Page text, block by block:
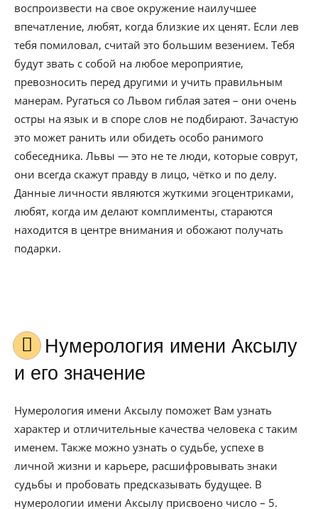
воспроизвести на свое окружение наилучшее
впечатление, любят, когда близкие их ценят. Если лев
тебя помиловал, считай это большим везением. Тебя
будут звать с собой на любое мероприятие,
превозносить перед другими и учить правильным
манерам. Ругаться со Львом гиблая затея – они очень
остры на язык и в споре слов не подбирают. Зачастую
это может ранить или обидеть особо ранимого
собеседника. Львы — это не те люди, которые соврут,
они всегда скажут правду в лицо, чётко и по делу.
Данные личности являются жуткими эгоцентриками,
любят, когда им делают комплименты, стараются
находится в центре внимания и обожают получать
подарки.
Нумерология имени Аксылу
и его значение
Нумерология имени Аксылу поможет Вам узнать
характер и отличительные качества человека с таким
именем. Также можно узнать о судьбе, успехе в
личной жизни и карьере, расшифровывать знаки
судьбы и пробовать предсказывать будущее. В
нумерологии имени Аксылу присвоено число – 5.